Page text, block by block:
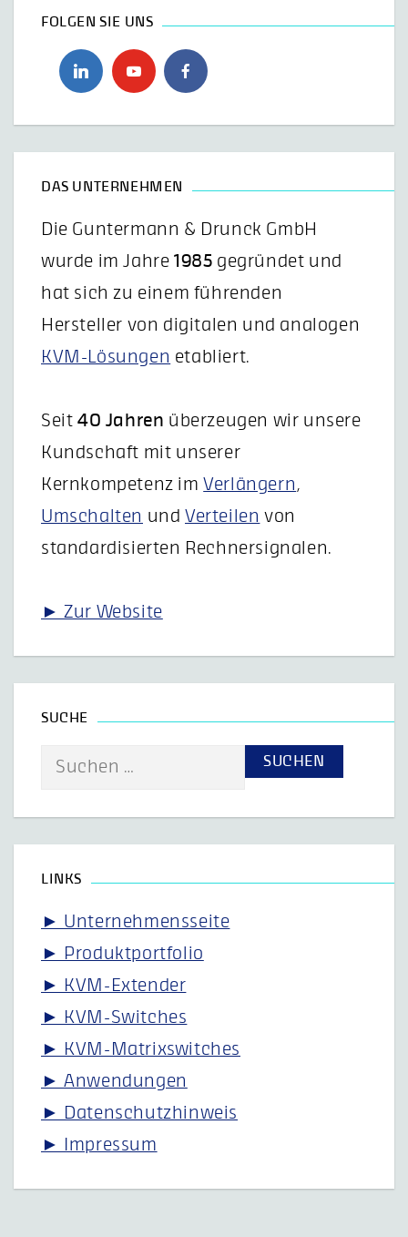
FOLGEN SIE UNS
DAS UNTERNEHMEN
Die Guntermann & Drunck GmbH
wurde im Jahre 1985 gegründet und
hat sich zu einem führenden
Hersteller von digitalen und analogen
KVM-Lösungen etabliert.
Seit 40 Jahren überzeugen wir unsere
Kundschaft mit unserer
Kernkompetenz imVerlängern ,
Umschalten und Verteilen von
standardisierten Rechnersignalen.
► Zur Website
SUCHE
Suche
LINKS
► Unternehmensseite
► Produktportfolio
► KVM-Extender
► KVM-Switches
► KVM-Matrixswitches
► Anwendungen
► Datenschutzhinweis
► Impressum